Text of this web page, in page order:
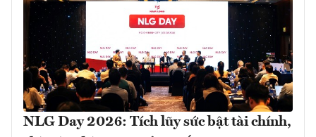
NLG Day 2026: Tích lũy sức bật tài chính,